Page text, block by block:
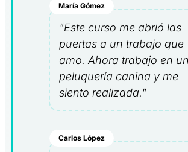
María Gómez
"Este curso me abrió las
puertas a un trabajo que
amo. Ahora trabajo en
peluquería canina y me
siento realizada."
Carlos López